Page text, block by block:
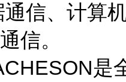
信、计算
信。
是